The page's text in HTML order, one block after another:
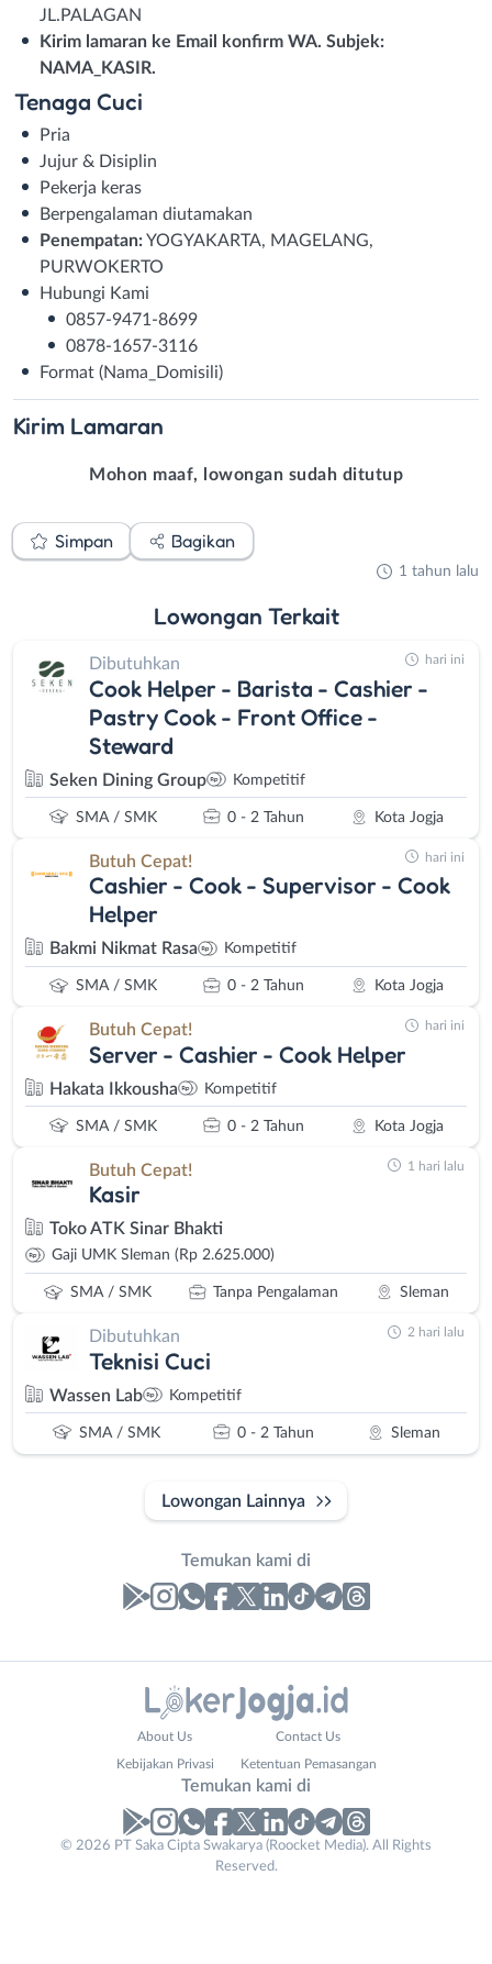
JL.PALAGAN
Kirim lamaran ke Email konfirm WA. Subjek:
NAMA_KASIR.
Tenaga Cuci
Pria
Jujur & Disiplin
Pekerja keras
Berpengalaman diutamakan
Penempatan:YOGYAKARTA, MAGELANG,
PURWOKERTO
Hubungi Kami
0857-9471-8699
0878-1657-3116
Format (Nama_Domisili)
Kirim Lamaran
Mohon maaf, lowongan sudah ditutup
Simpan Bagikan
1 tahun lalu
Lowongan Terkait
Dibutuhkan
Cook Helper - Barista - Cashier -
Pastry Cook - Front Office -
Steward
Seken Dining Group Kompetitif
SMA / SMK 0 - 2 Tahun Kota Jogja
hari ini
Butuh Cepat!
Cashier - Cook - Supervisor - Cook
Helper
Bakmi Nikmat Rasa Kompetitif
SMA / SMK 0 - 2 Tahun Kota Jogja
hari ini
Butuh Cepat!
Server - Cashier - Cook Helper
Hakata Ikkousha Kompetitif
SMA / SMK 0 - 2 Tahun Kota Jogja
hari ini
Butuh Cepat!
Kasir
Toko ATK Sinar Bhakti
Gaji UMK Sleman (Rp 2.625.000)
SMA / SMK Tanpa Pengalaman Sleman
1 hari lalu
Dibutuhkan
Teknisi Cuci
Wassen Lab Kompetitif
SMA / SMK 0 - 2 Tahun Sleman
2 hari lalu
Lowongan Lainnya
Temukan kami di
No. Telp /
About Us Contact Us
Kebijakan Privasi Ketentuan Pemasangan
Temukan kami di
© 2026 PT Saka Cipta Swakarya (Roocket Media). All Rights
Reserved.